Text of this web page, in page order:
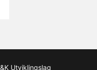
Utviklingslag